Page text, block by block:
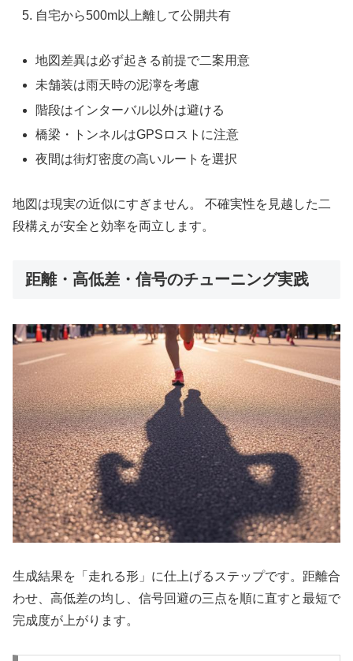
自宅から500m以上離して公開共有
地図差異は必ず起きる前提で二案用意
未舗装は雨天時の泥濘を考慮
階段はインターバル以外は避ける
橋梁・トンネルはGPSロストに注意
夜間は街灯密度の高いルートを選択
地図は現実の近似にすぎません。 不確実性を見越した二
段構えが安全と効率を両立します。
距離・高低差・信号のチューニング実践
生成結果を「走れる形」に仕上げるステップです。距離合
わせ、高低差の均し、信号回避の三点を順に直すと最短で
完成度が上がります。